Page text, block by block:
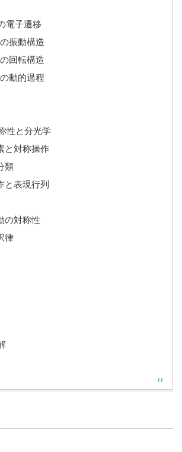
電子遷移
振動構造
回転構造
動的過程
性と分光学
対称操作
類
表現行列
の対称性
律